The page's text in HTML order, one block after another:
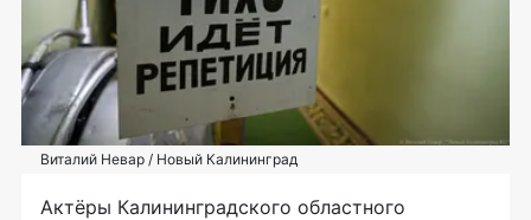
Виталий Невар / Новый Калининград
Актёры Калининградского областного